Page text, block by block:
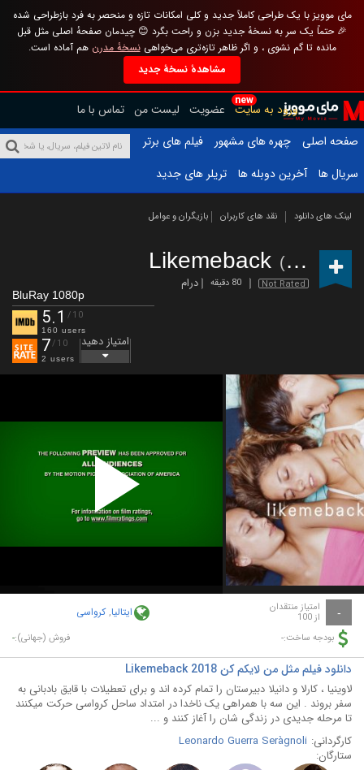
مای موویز با یک طراحی کاملاً جدید و کلی امکانات تازه و منحصر به فرد بازطراحی شده
🎉 حتماً یک سر به نسخهٔ جدید بزن و راحت بگرد 😊 چیدمان صفحهٔ اصلی مثل قبل
مانده تا گم نشوی ، و اگر ظاهر تازه‌تری می‌خواهینسخهٔ مدرن هم آماده است.
مشاهدهٔ نسخهٔ جدید
new
ورود به سایت عضویت لیست من تماس با ما
صفحه اصلی
چهره های مشهور
فیلم های برتر
سریال ها
آخرین دوبله ها تریلر های جدید
لینک های دانلود نقد های کاربران بازیگران و عوامل
Likemeback (2018)
Not Rated 80 دقیقه درام
BluRay 1080p
5.1 /10
160 users
7/10
2 users
امتیاز دهید
Play
Video
- امتیاز منتقدان
از 100 ایتالیا,کرواسی
بودجه ساخت:- فروش (جهانی):-
دانلود فیلم مثل من لایکم کن Likemeback 2018
لاوینیا ، کارلا و دانیلا دبیرستان را تمام کرده اند و برای تعطیلات با قایق بادبانی به
سفر بروند . این سه با همراهی یک ناخدا در امتداد ساحل کرواسی حرکت میکنند
تا مرحله جدیدی در زندگی شان را آغاز کنند و ...
کارگردانی: Leonardo Guerra Seràgnoli
ستارگان: